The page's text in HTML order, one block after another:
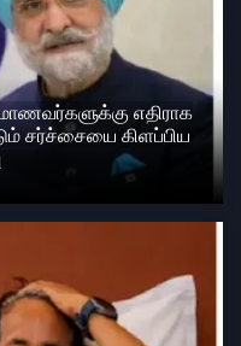
எதிராக
சர்ச்சையை கிளப்பிய